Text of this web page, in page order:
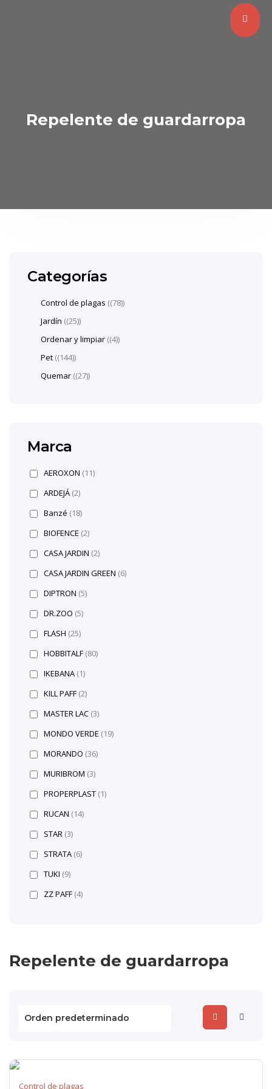
Repelente de guardarropa
Repelente de guardarropa
Control de plagas
Categorías
Control de plagas (78)
Jardín (25)
Ordenar y limpiar (4)
Pet (144)
Quemar (27)
Marca
AEROXON (11)
ARDEJÁ (2)
Banzé (18)
BIOFENCE (2)
CASA JARDIN (2)
CASA JARDIN GREEN (6)
DIPTRON (5)
DR.ZOO (5)
FLASH (25)
HOBBITALF (80)
IKEBANA (1)
KILL PAFF (2)
MASTER LAC (3)
MONDO VERDE (19)
MORANDO (36)
MURIBROM (3)
PROPERPLAST (1)
RUCAN (14)
STAR (3)
STRATA (6)
TUKI (9)
ZZ PAFF (4)